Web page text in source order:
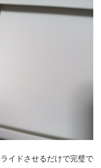
イドさせるだけで完璧で